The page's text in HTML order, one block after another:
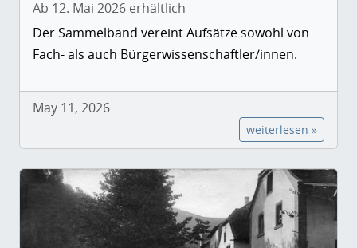
Ab 12. Mai 2026 erhältlich
Der Sammelband vereint Aufsätze sowohl von
Fach- als auch Bürgerwissenschaftler/innen.
May 11, 2026
weiterlesen »